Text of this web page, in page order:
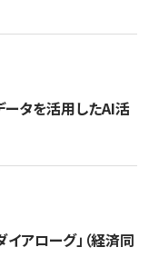
ータを活用したAI活
アローグ」（経済同